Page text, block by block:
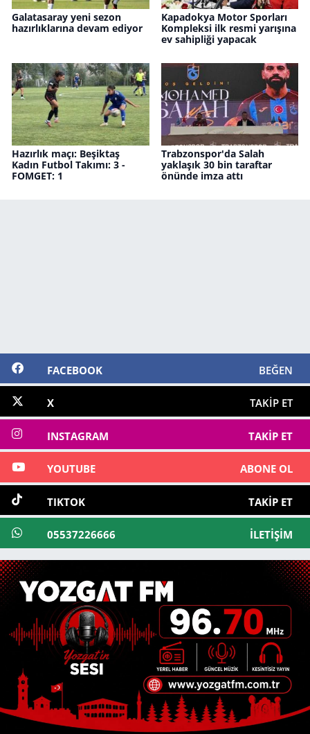
Galatasaray yeni sezon
hazırlıklarına devam ediyor
Kapadokya Motor Sporları
Kompleksi ilk resmi yarışına
ev sahipliği yapacak
Hazırlık maçı: Beşiktaş
Kadın Futbol Takımı: 3 -
FOMGET: 1
Trabzonspor'da Salah
yaklaşık 30 bin taraftar
önünde imza attı
FACEBOOK BEĞEN
X TAKIP ET
INSTAGRAM TAKIP ET
YOUTUBE ABONE OL
TIKTOK TAKIP ET
05537226666 İLETIŞIM